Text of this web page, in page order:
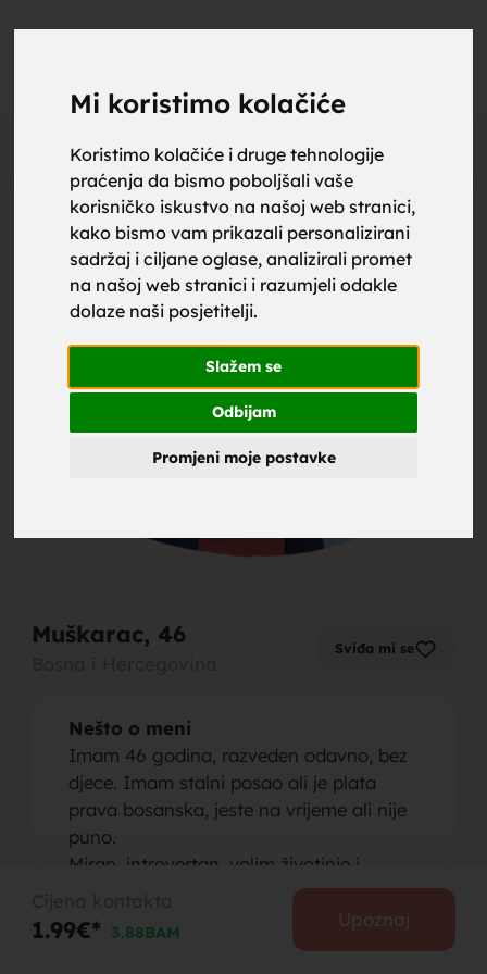
Mi koristimo kolačiće
Koristimo kolačiće i druge tehnologije
praćenja da bismo poboljšali vaše
korisničko iskustvo na našoj web stranici,
kako bismo vam prikazali personalizirani
sadržaj i ciljane oglase, analizirali promet
na našoj web stranici i razumjeli odakle
dolaze naši posjetitelji.
Slažem se
Odbijam
Promjeni moje postavke
Oglas
Muškarac, 46 Sviđa mi se
Nešto o meni
Imam 46 godina, razveden odavno, bez
djece. Imam stalni posao ali je plata
prava bosanska, jeste na vrijeme ali nije
puno.
Miran, introvertan, volim životinje i
Osoba koju tražim
Tražim hanumu do 46 godina koja ima
1.99€* 3.88BAM
Upoznaj
upoznaj
za brak,
zene za
brak,
muskarci
za brak,